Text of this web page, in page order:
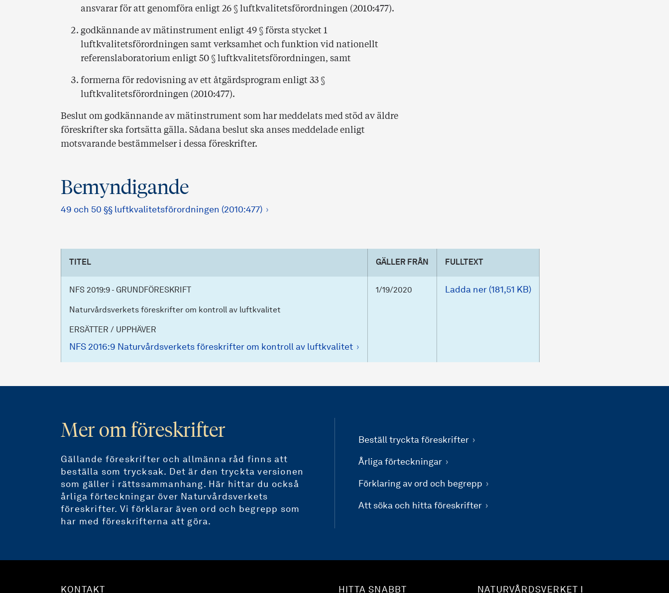
ansvarar för att genomföra enligt 26 § luftkvalitetsförordningen (2010:477).
godkännande av mätinstrument enligt 49 § första stycket 1
luftkvalitetsförordningen samt verksamhet och funktion vid nationellt
referenslaboratorium enligt 50 § luftkvalitetsförordningen, samt
formerna för redovisning av ett åtgärdsprogram enligt 33 §
luftkvalitetsförordningen (2010:477).
Beslut om godkännande av mätinstrument som har meddelats med stöd av äldre
föreskrifter ska fortsätta gälla. Sådana beslut ska anses meddelade enligt
motsvarande bestämmelser i dessa föreskrifter.
Bemyndigande
49 och 50 §§ luftkvalitetsförordningen (2010:477)
TITEL GÄLLER FRÅN FULLTEXT
NFS 2019:9 - GRUNDFÖRESKRIFT
Naturvårdsverkets föreskrifter om kontroll av luftkvalitet
ERSÄTTER / UPPHÄVER
NFS 2016:9 Naturvårdsverkets föreskrifter om kontroll av luftkvalitet
1/19/2020 Ladda ner (181,51 KB)
Mer om föreskrifter
Gällande föreskrifter och allmänna råd finns att
beställa som trycksak. Det är den tryckta versionen
som gäller i rättssammanhang. Här hittar du också
årliga förteckningar över Naturvårdsverkets
föreskrifter. Vi förklarar även ord och begrepp som
har med föreskrifterna att göra.
Beställ tryckta föreskrifter
Årliga förteckningar
Förklaring av ord och begrepp
Att söka och hitta föreskrifter
KONTAKT HITTA SNABBT NATURVÅRDSVERKET I